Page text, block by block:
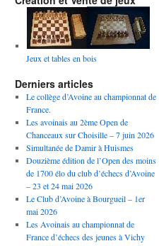
Jeux et tables en bois
Derniers articles
Le collège d’Avoine au championnat de
France.
Les avoinais au 2ème Open de
Chanceaux sur Choisille – 7 juin 2026
Simultanée de Damir à Huismes
Douzième édition de l’Open des moins
de 1700 élo du club d’échecs d’Avoine
– 23 et 24 mai 2026
Le Club d’Avoine à Bourgueil – 1er
mai 2026
Les Avoinais au championnat de
France d’échecs des jeunes à Vichy